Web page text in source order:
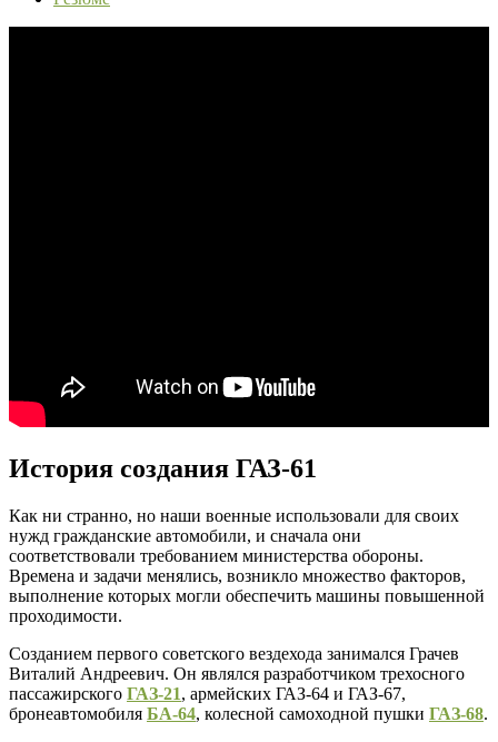
История создания ГАЗ-61
Как ни странно, но наши военные использовали для своих
нужд гражданские автомобили, и сначала они
соответствовали требованием министерства обороны.
Времена и задачи менялись, возникло множество факторов,
выполнение которых могли обеспечить машины повышенной
проходимости.
Созданием первого советского вездехода занимался Грачев
Виталий Андреевич. Он являлся разработчиком трехосного
пассажирского ГАЗ-21, армейских ГАЗ-64 и ГАЗ-67,
бронеавтомобиля БА-64, колесной самоходной пушки ГАЗ-68.